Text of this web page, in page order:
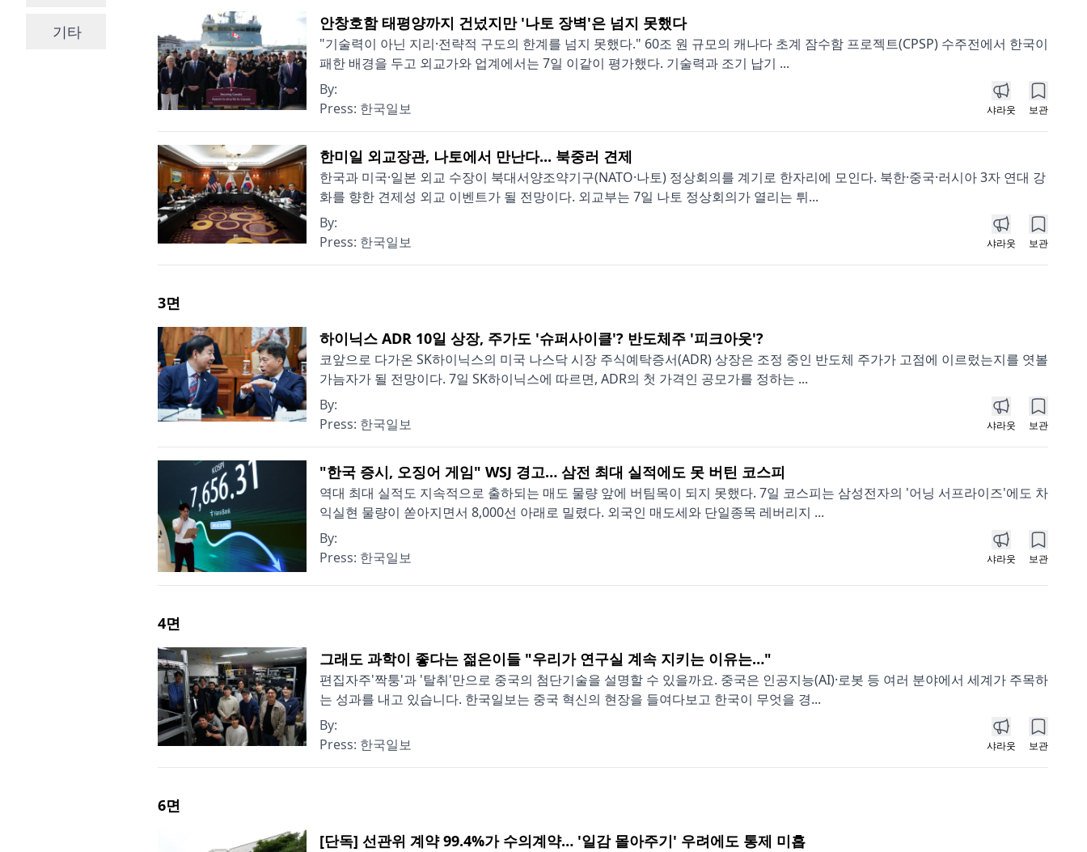
기타
안창호함 태평양까지 건넜지만 '나토 장벽'은 넘지 못했다
"기술력이 아닌 지리·전략적 구도의 한계를 넘지 못했다." 60조 원 규모의 캐나다 초계 잠수함 프로젝트(CPSP) 수주전에서 한국이
패한 배경을 두고 외교가와 업계에서는 7일 이같이 평가했다. 기술력과 조기 납기 ...
By:
Press: 한국일보 샤라웃 보관
한미일 외교장관, 나토에서 만난다... 북중러 견제
한국과 미국·일본 외교 수장이 북대서양조약기구(NATO·나토) 정상회의를 계기로 한자리에 모인다. 북한·중국·러시아 3자 연대 강
화를 향한 견제성 외교 이벤트가 될 전망이다. 외교부는 7일 나토 정상회의가 열리는 튀...
By:
Press: 한국일보 샤라웃 보관
3면
하이닉스 ADR 10일 상장, 주가도 '슈퍼사이클'? 반도체주 '피크아웃'?
코앞으로 다가온 SK하이닉스의 미국 나스닥 시장 주식예탁증서(ADR) 상장은 조정 중인 반도체 주가가 고점에 이르렀는지를 엿볼
가늠자가 될 전망이다. 7일 SK하이닉스에 따르면, ADR의 첫 가격인 공모가를 정하는 ...
By:
Press: 한국일보 샤라웃 보관
"한국 증시, 오징어 게임" WSJ 경고… 삼전 최대 실적에도 못 버틴 코스피
역대 최대 실적도 지속적으로 출하되는 매도 물량 앞에 버팀목이 되지 못했다. 7일 코스피는 삼성전자의 '어닝 서프라이즈'에도 차
익실현 물량이 쏟아지면서 8,000선 아래로 밀렸다. 외국인 매도세와 단일종목 레버리지 ...
By:
Press: 한국일보 샤라웃 보관
4면
그래도 과학이 좋다는 젊은이들 "우리가 연구실 계속 지키는 이유는…"
편집자주'짝퉁'과 '탈취'만으로 중국의 첨단기술을 설명할 수 있을까요. 중국은 인공지능(AI)·로봇 등 여러 분야에서 세계가 주목하
는 성과를 내고 있습니다. 한국일보는 중국 혁신의 현장을 들여다보고 한국이 무엇을 경...
By:
Press: 한국일보 샤라웃 보관
6면
[단독] 선관위 계약 99.4%가 수의계약… '일감 몰아주기' 우려에도 통제 미흡